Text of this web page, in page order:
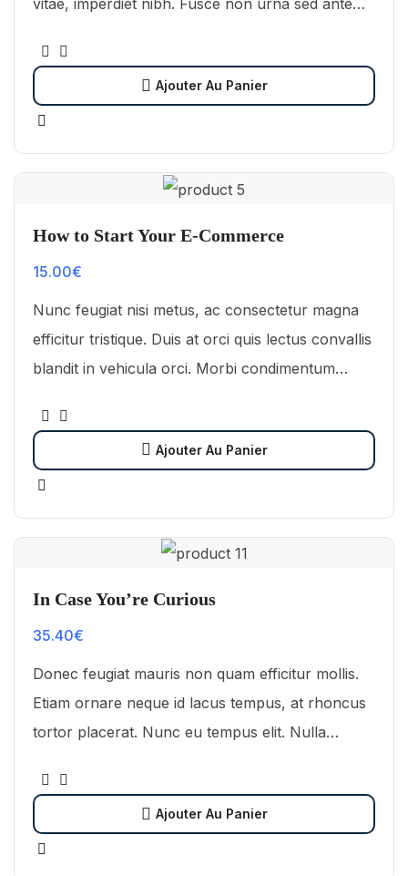
vitae, imperdiet nibh. Fusce non urna sed ante
Ajouter Au Panier
How to Start Your E-Commerce
15.00€
Nunc feugiat nisi metus, ac consectetur magna
efficitur tristique. Duis at orci quis lectus convallis
blandit in vehicula orci. Morbi condimentum
euismod placerat…
Ajouter Au Panier
In Case You’re Curious
35.40€
Donec feugiat mauris non quam efficitur mollis.
Etiam ornare neque id lacus tempus, at rhoncus
tortor placerat. Nunc eu tempus elit. Nulla
Ajouter Au Panier